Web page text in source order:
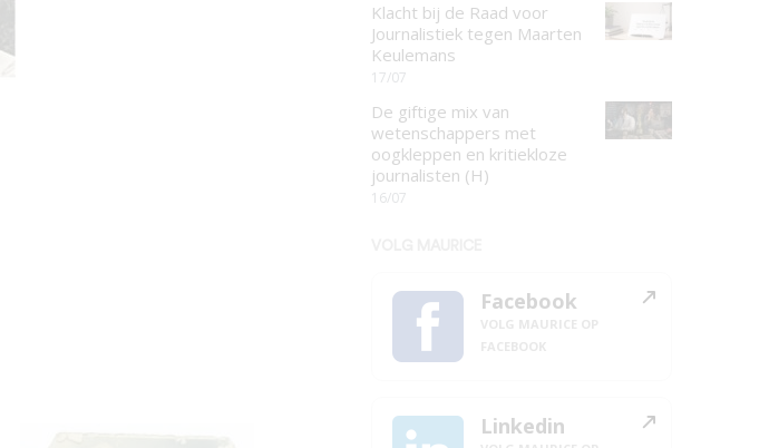
Klacht bij de Raad voor
Journalistiek tegen Maarten
Keulemans
17/07
De giftige mix van
wetenschappers met
oogkleppen en kritiekloze
journalisten (H)
16/07
Facebook
Linkedin